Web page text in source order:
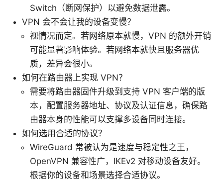
Switch（断网保护）以避免数据泄露。
VPN 会不会让我的设备变慢？
视情况而定。若网络原本就慢，VPN 的额外开销
可能显著影响体验。若网络本就快且服务器优
质，差异会很小。
如何在路由器上实现 VPN？
需要将路由器固件升级到支持 VPN 客户端的版
本，配置服务器地址、协议及认证信息，确保路
由器本身的性能可以支撑多设备同时连接。
如何选用合适的协议？
WireGuard 常被认为是速度与稳定性之王，
OpenVPN 兼容性广，IKEv2 对移动设备友好。
根据你的设备和场景选择合适协议。